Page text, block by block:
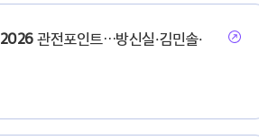
2026관전포인트…방신실·김민솔·